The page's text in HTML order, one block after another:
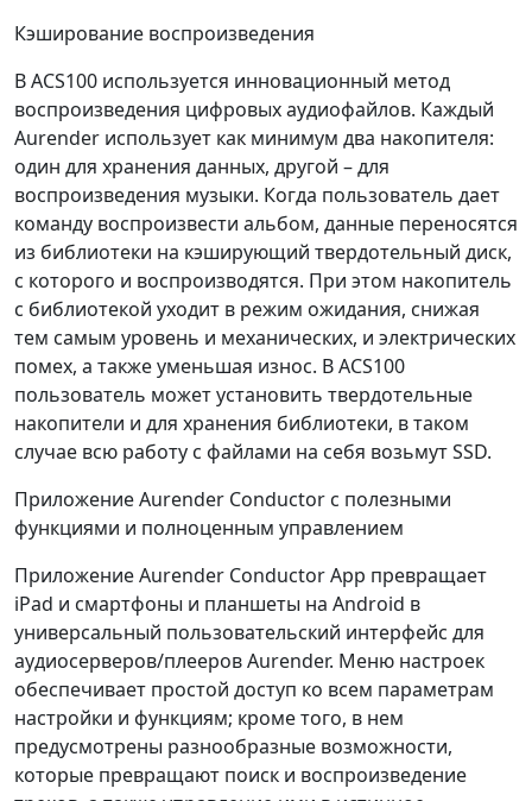
Кэширование воспроизведения
В ACS100 используется инновационный метод
воспроизведения цифровых аудиофайлов. Каждый
Aurender использует как минимум два накопителя:
один для хранения данных, другой – для
воспроизведения музыки. Когда пользователь дает
команду воспроизвести альбом, данные переносятся
из библиотеки на кэширующий твердотельный диск,
с которого и воспроизводятся. При этом накопитель
с библиотекой уходит в режим ожидания, снижая
тем самым уровень и механических, и электрических
помех, а также уменьшая износ. В ACS100
пользователь может установить твердотельные
накопители и для хранения библиотеки, в таком
случае всю работу с файлами на себя возьмут SSD.
Приложение Aurender Conductor с полезными
функциями и полноценным управлением
Приложение Aurender Conductor App превращает
iPad и смартфоны и планшеты на Android в
универсальный пользовательский интерфейс для
аудиосерверов/плееров Aurender. Меню настроек
обеспечивает простой доступ ко всем параметрам
настройки и функциям; кроме того, в нем
предусмотрены разнообразные возможности,
которые превращают поиск и воспроизведение